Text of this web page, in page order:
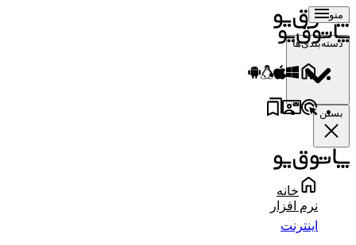
منو
دسته‌بندی‌ها
بستن
خانه
نرم افزار
اینترنت